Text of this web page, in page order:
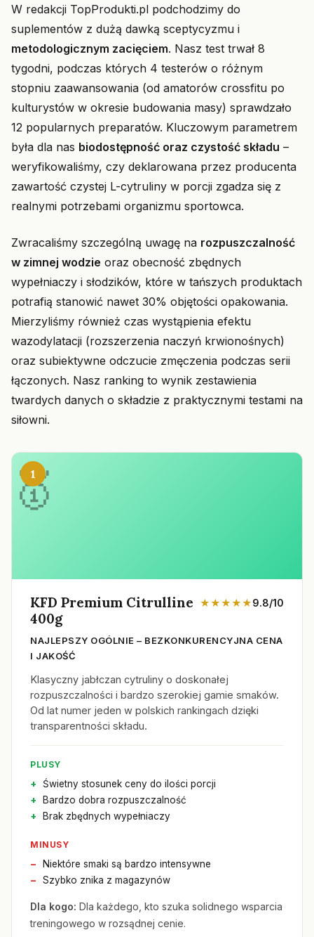
W redakcji TopProdukti.pl podchodzimy do
suplementów z dużą dawką sceptycyzmu i
metodologicznym zacięciem. Nasz test trwał 8
tygodni, podczas których 4 testerów o różnym
stopniu zaawansowania (od amatorów crossfitu po
kulturystów w okresie budowania masy) sprawdzało
12 popularnych preparatów. Kluczowym parametrem
była dla nas biodostępność oraz czystość składu –
weryfikowaliśmy, czy deklarowana przez producenta
zawartość czystej L-cytruliny w porcji zgadza się z
realnymi potrzebami organizmu sportowca.
Zwracaliśmy szczególną uwagę na rozpuszczalność
w zimnej wodzie oraz obecność zbędnych
wypełniaczy i słodzików, które w tańszych produktach
potrafią stanowić nawet 30% objętości opakowania.
Mierzyliśmy również czas wystąpienia efektu
wazodylatacji (rozszerzenia naczyń krwionośnych)
oraz subiektywne odczucie zmęczenia podczas serii
łączonych. Nasz ranking to wynik zestawienia
twardych danych o składzie z praktycznymi testami na
siłowni.
1
KFD Premium Citrulline
400g
★★★★★9.8/10
NAJLEPSZY OGÓLNIE – BEZKONKURENCYJNA CENA
I JAKOŚĆ
Klasyczny jabłczan cytruliny o doskonałej
rozpuszczalności i bardzo szerokiej gamie smaków.
Od lat numer jeden w polskich rankingach dzięki
transparentności składu.
PLUSY
Świetny stosunek ceny do ilości porcji
Bardzo dobra rozpuszczalność
Brak zbędnych wypełniaczy
MINUSY
Niektóre smaki są bardzo intensywne
Szybko znika z magazynów
Dla kogo: Dla każdego, kto szuka solidnego wsparcia
treningowego w rozsądnej cenie.